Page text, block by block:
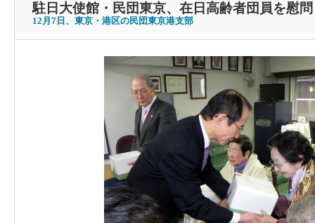
駐日大使館・民団東京、在日高齢者団員を慰問
12月7日、東京・港区の民団東京港支部